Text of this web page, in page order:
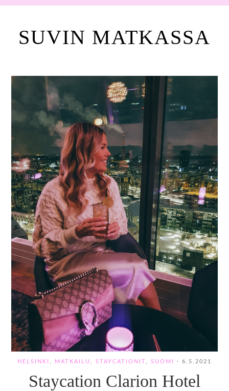
SUVIN MATKASSA
HELSINKI MATKAILU STAYCATIONIT SUOMI · 6.5.2021
Staycation Clarion Hotel